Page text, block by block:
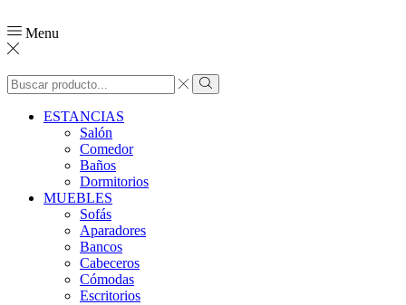
Menu
ESTANCIAS
Salón
Comedor
Baños
Dormitorios
MUEBLES
Sofás
Aparadores
Bancos
Cabeceros
Cómodas
Escritorios